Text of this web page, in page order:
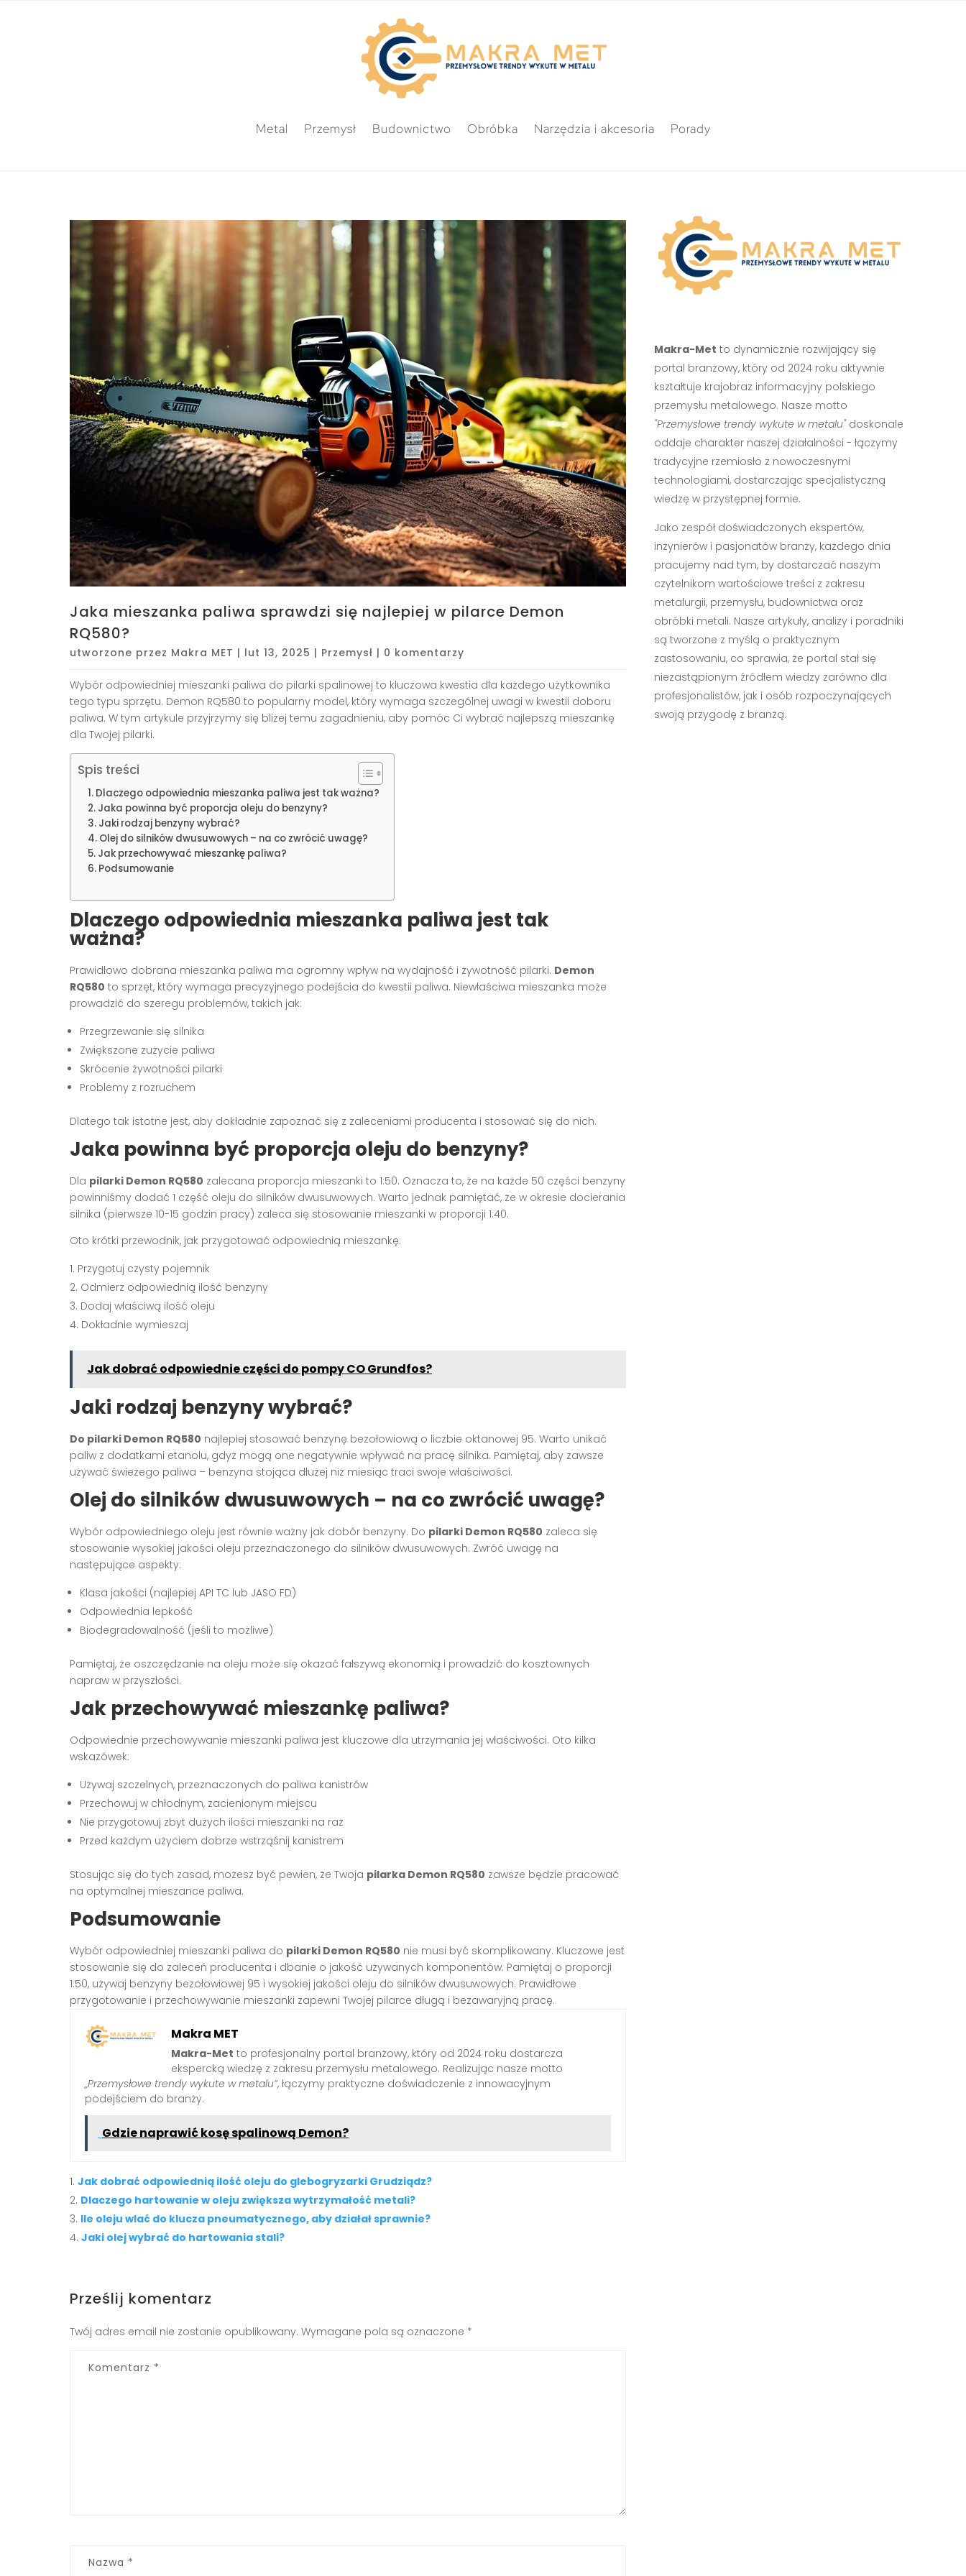
Metal Przemysł Budownictwo Obróbka Narzędzia i akcesoria Porady
Jaka mieszanka paliwa sprawdzi się najlepiej w pilarce Demon
RQ580?
utworzone przez Makra MET | lut 13, 2025 | Przemysł | 0 komentarzy
Wybór odpowiedniej mieszanki paliwa do pilarki spalinowej to kluczowa kwestia dla każdego użytkownika
tego typu sprzętu. Demon RQ580 to popularny model, który wymaga szczególnej uwagi w kwestii doboru
paliwa. W tym artykule przyjrzymy się bliżej temu zagadnieniu, aby pomóc Ci wybrać najlepszą mieszankę
dla Twojej pilarki.
Spis treści
Dlaczego odpowiednia mieszanka paliwa jest tak ważna?
Jaka powinna być proporcja oleju do benzyny?
Jaki rodzaj benzyny wybrać?
Olej do silników dwusuwowych – na co zwrócić uwagę?
Jak przechowywać mieszankę paliwa?
Podsumowanie
Dlaczego odpowiednia mieszanka paliwa jest tak
ważna?
Prawidłowo dobrana mieszanka paliwa ma ogromny wpływ na wydajność i żywotność pilarki. Demon
RQ580 to sprzęt, który wymaga precyzyjnego podejścia do kwestii paliwa. Niewłaściwa mieszanka może
prowadzić do szeregu problemów, takich jak:
Przegrzewanie się silnika
Zwiększone zużycie paliwa
Skrócenie żywotności pilarki
Problemy z rozruchem
Dlatego tak istotne jest, aby dokładnie zapoznać się z zaleceniami producenta i stosować się do nich.
Jaka powinna być proporcja oleju do benzyny?
Dla pilarki Demon RQ580 zalecana proporcja mieszanki to 1:50. Oznacza to, że na każde 50 części benzyny
powinniśmy dodać 1 część oleju do silników dwusuwowych. Warto jednak pamiętać, że w okresie docierania
silnika (pierwsze 10-15 godzin pracy) zaleca się stosowanie mieszanki w proporcji 1:40.
Oto krótki przewodnik, jak przygotować odpowiednią mieszankę:
Przygotuj czysty pojemnik
Odmierz odpowiednią ilość benzyny
Dodaj właściwą ilość oleju
Dokładnie wymieszaj
Jak dobrać odpowiednie części do pompy CO Grundfos?
Jaki rodzaj benzyny wybrać?
Do pilarki Demon RQ580 najlepiej stosować benzynę bezołowiową o liczbie oktanowej 95. Warto unikać
paliw z dodatkami etanolu, gdyż mogą one negatywnie wpływać na pracę silnika. Pamiętaj, aby zawsze
używać świeżego paliwa – benzyna stojąca dłużej niż miesiąc traci swoje właściwości.
Olej do silników dwusuwowych – na co zwrócić uwagę?
Wybór odpowiedniego oleju jest równie ważny jak dobór benzyny. Do pilarki Demon RQ580 zaleca się
stosowanie wysokiej jakości oleju przeznaczonego do silników dwusuwowych. Zwróć uwagę na
następujące aspekty:
Klasa jakości (najlepiej API TC lub JASO FD)
Odpowiednia lepkość
Biodegradowalność (jeśli to możliwe)
Pamiętaj, że oszczędzanie na oleju może się okazać fałszywą ekonomią i prowadzić do kosztownych
napraw w przyszłości.
Jak przechowywać mieszankę paliwa?
Odpowiednie przechowywanie mieszanki paliwa jest kluczowe dla utrzymania jej właściwości. Oto kilka
wskazówek:
Używaj szczelnych, przeznaczonych do paliwa kanistrów
Przechowuj w chłodnym, zacienionym miejscu
Nie przygotowuj zbyt dużych ilości mieszanki na raz
Przed każdym użyciem dobrze wstrząśnij kanistrem
Stosując się do tych zasad, możesz być pewien, że Twoja pilarka Demon RQ580 zawsze będzie pracować
na optymalnej mieszance paliwa.
Podsumowanie
Wybór odpowiedniej mieszanki paliwa do pilarki Demon RQ580 nie musi być skomplikowany. Kluczowe jest
stosowanie się do zaleceń producenta i dbanie o jakość używanych komponentów. Pamiętaj o proporcji
1:50, używaj benzyny bezołowiowej 95 i wysokiej jakości oleju do silników dwusuwowych. Prawidłowe
przygotowanie i przechowywanie mieszanki zapewni Twojej pilarce długą i bezawaryjną pracę.
Makra MET
Makra-Met to profesjonalny portal branżowy, który od 2024 roku dostarcza
ekspercką wiedzę z zakresu przemysłu metalowego. Realizując nasze motto
„Przemysłowe trendy wykute w metalu”, łączymy praktyczne doświadczenie z innowacyjnym
podejściem do branży.
Gdzie naprawić kosę spalinową Demon?
Jak dobrać odpowiednią ilość oleju do glebogryzarki Grudziądz?
Dlaczego hartowanie w oleju zwiększa wytrzymałość metali?
Ile oleju wlać do klucza pneumatycznego, aby działał sprawnie?
Jaki olej wybrać do hartowania stali?
Prześlij komentarz
Twój adres email nie zostanie opublikowany. Wymagane pola są oznaczone *
Makra-Met to dynamicznie rozwijający się
portal branżowy, który od 2024 roku aktywnie
kształtuje krajobraz informacyjny polskiego
przemysłu metalowego. Nasze motto
"Przemysłowe trendy wykute w metalu"doskonale
oddaje charakter naszej działalności - łączymy
tradycyjne rzemiosło z nowoczesnymi
technologiami, dostarczając specjalistyczną
wiedzę w przystępnej formie.
Jako zespół doświadczonych ekspertów,
inżynierów i pasjonatów branży, każdego dnia
pracujemy nad tym, by dostarczać naszym
czytelnikom wartościowe treści z zakresu
metalurgii, przemysłu, budownictwa oraz
obróbki metali. Nasze artykuły, analizy i poradniki
są tworzone z myślą o praktycznym
zastosowaniu, co sprawia, że portal stał się
niezastąpionym źródłem wiedzy zarówno dla
profesjonalistów, jak i osób rozpoczynających
swoją przygodę z branżą.